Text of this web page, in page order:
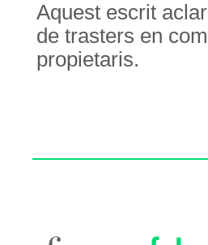
Aquest escrit
de trasters en
propietaris.